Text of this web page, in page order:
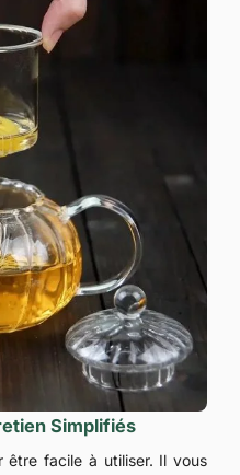
Simplifiés
être facile à utiliser. Il vous